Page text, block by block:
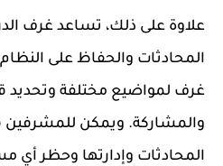
علاوة على ذلك، تساعد غرف
المحادثات والحفاظ على
غرف لمواضيع مختلفة وتحديد
والمشاركة. ويمكن للمشرفين
المحادثات وإدارتها وحظر أي